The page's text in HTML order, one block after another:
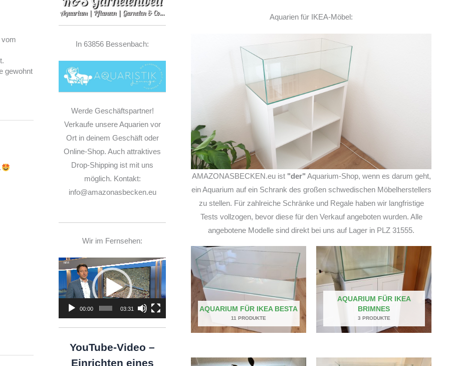
vom
gewohnt
In 63856 Bessenbach:
Werde Geschäftspartner!
Verkaufe unsere Aquarien vor
Ort in deinem Geschäft oder
Online-Shop. Auch attraktives
Drop-Shipping ist mit uns
möglich. Kontakt:
info@amazonasbecken.eu
Wir im Fernsehen:
Video-
Player
00:00 03:31
YouTube-Video –
Einrichten eines
Aquarien für IKEA-Möbel:
AMAZONASBECKEN.eu ist "der" Aquarium-Shop, wenn es darum geht,
ein Aquarium auf ein Schrank des großen schwedischen Möbelherstellers
zu stellen. Für zahlreiche Schränke und Regale haben wir langfristige
Tests vollzogen, bevor diese für den Verkauf angeboten wurden. Alle
angebotene Modelle sind direkt bei uns auf Lager in PLZ 31555.
AQUARIUM FÜR IKEA BESTA
11 PRODUKTE
AQUARIUM FÜR IKEA
BRIMNES
3 PRODUKTE